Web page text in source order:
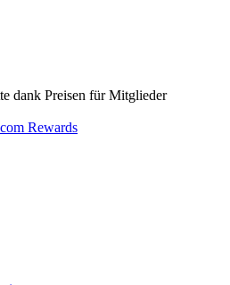
dank Preisen für Mitglieder
Rewards